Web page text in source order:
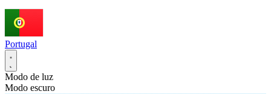
Portugal
Modo de luz
Modo escuro